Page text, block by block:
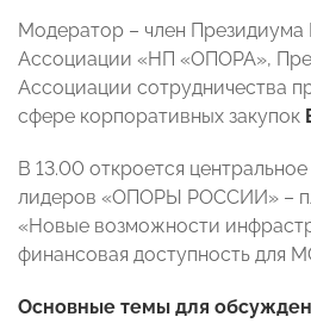
Модератор – член Президиума
Ассоциации «НП «ОПОРА»,
Ассоциации сотрудничества
сфере корпоративных закупок
В 13.00 откроется
лидеров «ОПОРЫ РОССИИ» –
«Новые возможности
финансовая доступность для
Основные темы для